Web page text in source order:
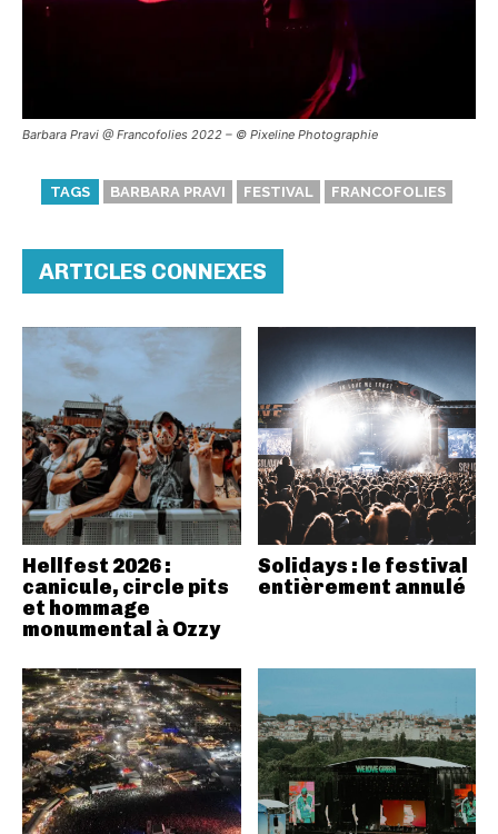
Barbara Pravi @ Francofolies 2022 – © Pixeline Photographie
TAGS BARBARA PRAVI FESTIVAL FRANCOFOLIES
ARTICLES CONNEXES
Hellfest 2026 :
canicule, circle pits
et hommage
monumental à Ozzy
Solidays : le festival
entièrement annulé